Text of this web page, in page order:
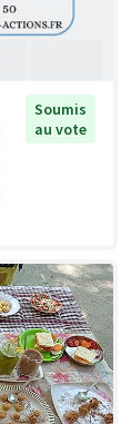
Soumis
au vote